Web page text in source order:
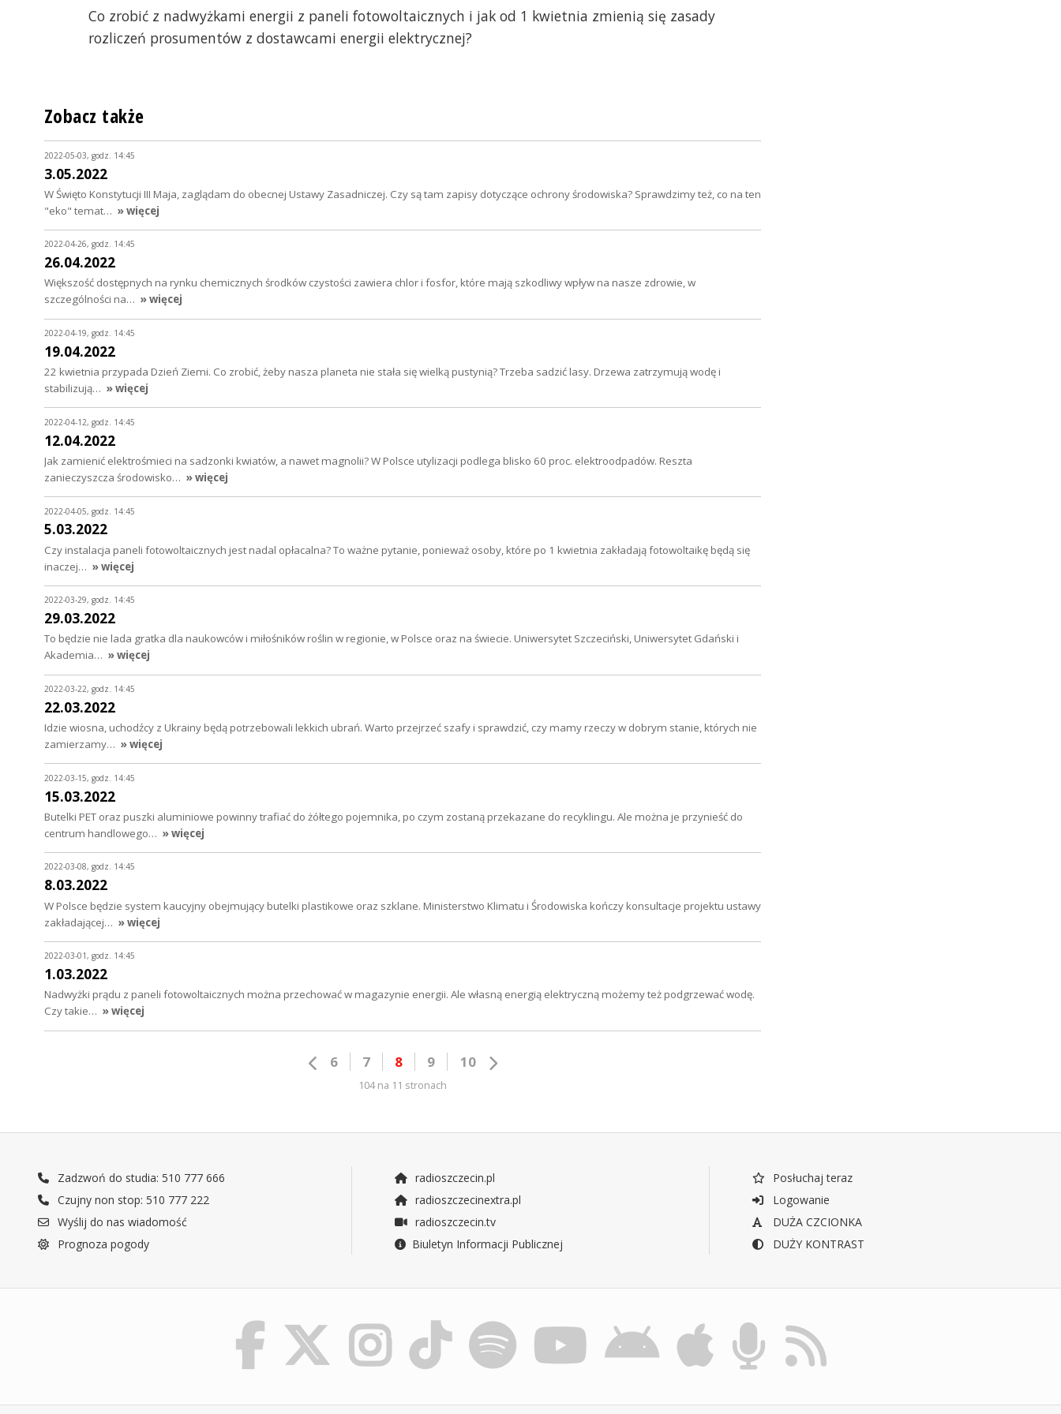
Co zrobić z nadwyżkami energii z paneli fotowoltaicznych i jak od 1 kwietnia zmienią się zasady
rozliczeń prosumentów z dostawcami energii elektrycznej?
Zobacz także
2022-05-03, godz. 14:45
3.05.2022
W Święto Konstytucji III Maja, zaglądam do obecnej Ustawy Zasadniczej. Czy są tam zapisy dotyczące ochrony środowiska? Sprawdzimy też, co na ten
"eko" temat… » więcej
2022-04-26, godz. 14:45
26.04.2022
Większość dostępnych na rynku chemicznych środków czystości zawiera chlor i fosfor, które mają szkodliwy wpływ na nasze zdrowie, w
szczególności na… » więcej
2022-04-19, godz. 14:45
19.04.2022
22 kwietnia przypada Dzień Ziemi. Co zrobić, żeby nasza planeta nie stała się wielką pustynią? Trzeba sadzić lasy. Drzewa zatrzymują wodę i
stabilizują… » więcej
2022-04-12, godz. 14:45
12.04.2022
Jak zamienić elektrośmieci na sadzonki kwiatów, a nawet magnolii? W Polsce utylizacji podlega blisko 60 proc. elektroodpadów. Reszta
zanieczyszcza środowisko… » więcej
2022-04-05, godz. 14:45
5.03.2022
Czy instalacja paneli fotowoltaicznych jest nadal opłacalna? To ważne pytanie, ponieważ osoby, które po 1 kwietnia zakładają fotowoltaikę będą się
inaczej… » więcej
2022-03-29, godz. 14:45
29.03.2022
To będzie nie lada gratka dla naukowców i miłośników roślin w regionie, w Polsce oraz na świecie. Uniwersytet Szczeciński, Uniwersytet Gdański i
Akademia… » więcej
2022-03-22, godz. 14:45
22.03.2022
Idzie wiosna, uchodźcy z Ukrainy będą potrzebowali lekkich ubrań. Warto przejrzeć szafy i sprawdzić, czy mamy rzeczy w dobrym stanie, których nie
zamierzamy… » więcej
2022-03-15, godz. 14:45
15.03.2022
Butelki PET oraz puszki aluminiowe powinny trafiać do żółtego pojemnika, po czym zostaną przekazane do recyklingu. Ale można je przynieść do
centrum handlowego… » więcej
2022-03-08, godz. 14:45
8.03.2022
W Polsce będzie system kaucyjny obejmujący butelki plastikowe oraz szklane. Ministerstwo Klimatu i Środowiska kończy konsultacje projektu ustawy
zakładającej… » więcej
2022-03-01, godz. 14:45
1.03.2022
Nadwyżki prądu z paneli fotowoltaicznych można przechować w magazynie energii. Ale własną energią elektryczną możemy też podgrzewać wodę.
Czy takie… » więcej
6 7 8 9 10
104 na 11 stronach
Zadzwoń do studia: 510 777 666
Czujny non stop: 510 777 222
Wyślij do nas wiadomość
Prognoza pogody
radioszczecin.pl
radioszczecinextra.pl
radioszczecin.tv
Biuletyn Informacji Publicznej
Posłuchaj teraz
Logowanie
DUŻA CZCIONKA
DUŻY KONTRAST